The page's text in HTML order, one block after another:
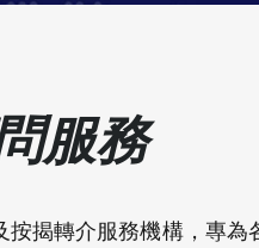
服務
揭轉介服務機構，專